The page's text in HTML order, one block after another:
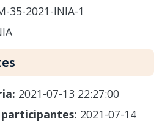
35-2021-INIA-1
2021-07-13 22:27:00
2021-07-14